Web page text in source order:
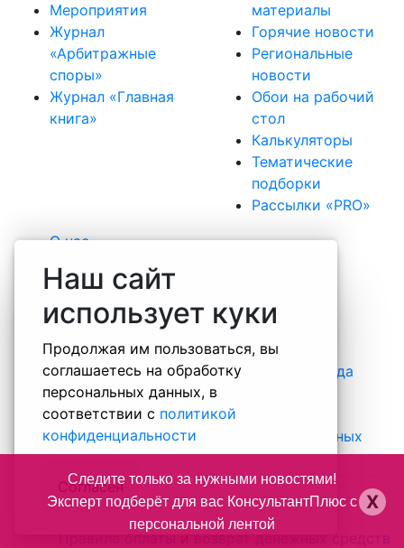
X
Следите только за нужными новостями!
Эксперт подберёт для вас КонсультантПлюс с
персональной лентой
Наш сайт
использует куки
Продолжая им пользоваться, вы
соглашаетесь на обработку
персональных данных, в
соответствии с политикой
конфиденциальности
Согласен
Мероприятия
Журнал
«Арбитражные
споры»
Журнал «Главная
книга»
материалы
Горячие новости
Региональные
новости
Обои на рабочий
стол
Калькуляторы
Тематические
подборки
Рассылки «PRO»
О нас
Наша команда
Вакансии
Практика
Отзывы
Некоммерческие проекты
Информация о специальной оценке труда
Правовая информация о компании
Контакты
Политика обработки персональных данных
+ 7 (812) 493-54-66
Правила оплаты
и возврат денежных средств